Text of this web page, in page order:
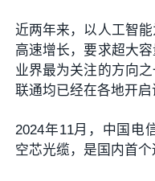
近两年来，以人工智
高速增长，要求超大
业界最为关注的方向之
联通均已经在各地开启
2024年11月，中国电
空芯光缆，是国内首个